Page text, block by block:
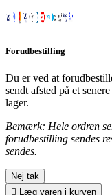
Forudbestilling
Du er ved at
sendt afsted på et
lager.
Bemærk: Hele ordren
forudbestilling sendes
sendes.
Nej tak
 Læg varen i kurven